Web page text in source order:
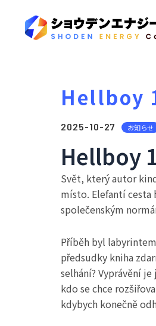
Hellboy
2025-10-27 お知らせ
Hellboy
Svět, který autor
místo. Elefantí cesta
společenským
Příběh byl
předsudky kniha
selhání? Vyprávění
kdo se chce
kdybych konečně